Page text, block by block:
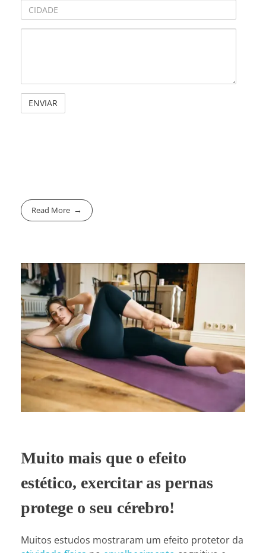
Read More
Muito mais que o efeito
estético, exercitar as pernas
protege o seu cérebro!
Muitos estudos mostraram um efeito protetor da